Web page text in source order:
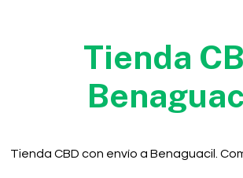
Tienda
Tienda CBD con envío a Benaguacil.